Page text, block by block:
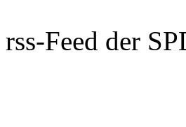
rss-Feed der